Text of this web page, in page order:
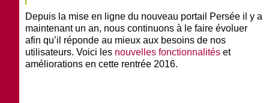
Depuis la mise en ligne du nouveau portail Persée il y a
maintenant un an, nous continuons à le faire évoluer
afin qu’il réponde au mieux aux besoins de nos
utilisateurs. Voici les nouvelles fonctionnalités et
améliorations en cette rentrée 2016.